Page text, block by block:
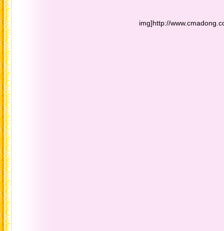
img]http://www.cmadong.com/